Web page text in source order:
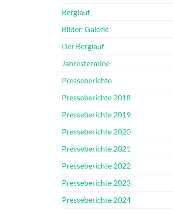
Berglauf
Bilder-Galerie
Der Berglauf
Jahrestermine
Presseberichte
Presseberichte 2018
Presseberichte 2019
Presseberichte 2020
Presseberichte 2021
Presseberichte 2022
Presseberichte 2023
Presseberichte 2024